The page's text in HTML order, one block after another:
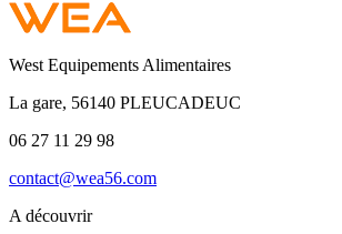
West Equipements Alimentaires
La gare, 56140 PLEUCADEUC
06 27 11 29 98
contact@wea56.com
A découvrir